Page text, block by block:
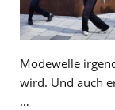
Modewelle
wird. Und auch
…